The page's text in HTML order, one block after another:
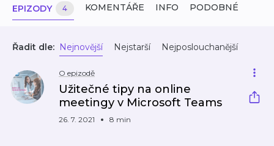
EPIZODY 4 KOMENTÁŘE INFO PODOBNÉ
Řadit dle: Nejnovější Nejstarší Nejposlouchanější
O epizodě
Užitečné tipy na online
meetingy v Microsoft Teams
26. 7. 2021 8 min